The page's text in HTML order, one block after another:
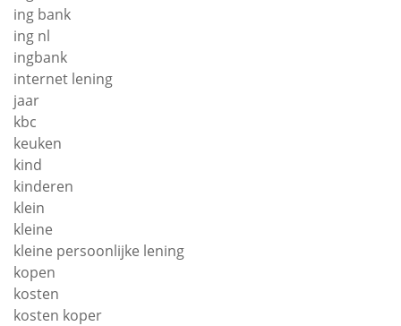
ing bank
ing nl
ingbank
internet lening
jaar
kbc
keuken
kind
kinderen
klein
kleine
kleine persoonlijke lening
kopen
kosten
kosten koper